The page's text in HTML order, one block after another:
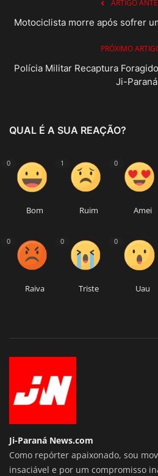
ARTIGO
Motociclista morre após sofrer
PRÓXIMO
Polícia Militar Recaptura
Ji-Paraná
QUAL É A SUA REAÇÃO?
0
Bom
1
Ruim
0
Amei
0
Raiva
0
Triste
0
Uau
Ji-Paraná News.com
Como repórter apaixonado, sou
insaciável e por um compromisso